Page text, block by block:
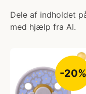
Dele af indholdet
med hjælp fra AI.
-20%